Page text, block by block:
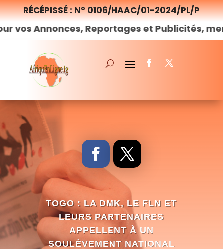
RÉCÉPISSÉ : N° 0106/HAAC/01-2024/PL/P
Reportages et Publicités, merci de
TOGO : LA DMK, LE FLN ET
LEURS PARTENAIRES
APPELLENT À UN
SOULÈVEMENT NATIONAL